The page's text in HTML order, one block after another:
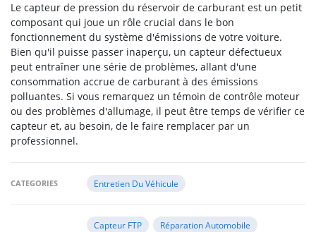
Le capteur de pression du réservoir de carburant est un petit
composant qui joue un rôle crucial dans le bon
fonctionnement du système d'émissions de votre voiture.
Bien qu'il puisse passer inaperçu, un capteur défectueux
peut entraîner une série de problèmes, allant d'une
consommation accrue de carburant à des émissions
polluantes. Si vous remarquez un témoin de contrôle moteur
ou des problèmes d'allumage, il peut être temps de vérifier ce
capteur et, au besoin, de le faire remplacer par un
professionnel.
CATEGORIES Entretien Du Véhicule
Capteur FTP
Réparation Automobile